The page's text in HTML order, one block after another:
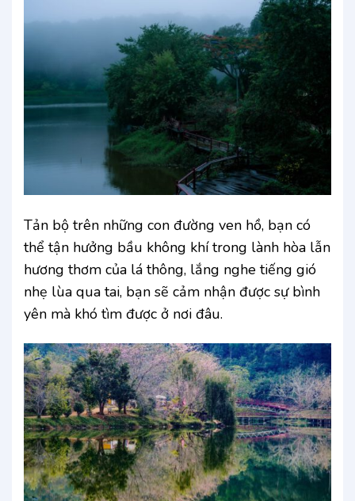
Tản bộ trên những con đường ven hồ, bạn có
thể tận hưởng bầu không khí trong lành hòa lẫn
hương thơm của lá thông, lắng nghe tiếng gió
nhẹ lùa qua tai, bạn sẽ cảm nhận được sự bình
yên mà khó tìm được ở nơi đâu.